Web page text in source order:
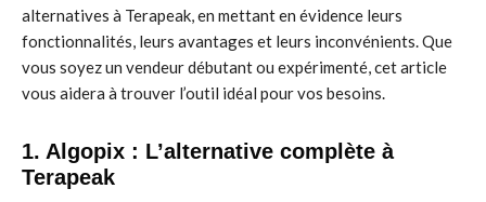
alternatives à Terapeak, en mettant en évidence leurs
fonctionnalités, leurs avantages et leurs inconvénients. Que
vous soyez un vendeur débutant ou expérimenté, cet article
vous aidera à trouver l’outil idéal pour vos besoins.
1. Algopix : L’alternative complète à
Terapeak